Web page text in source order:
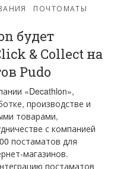
ПОЧТОМАТЫ
будет
& Collect на
Pudo
«Decathlon»,
производстве и
товарами,
с компанией
постаматов для
магазинов.
постаматов